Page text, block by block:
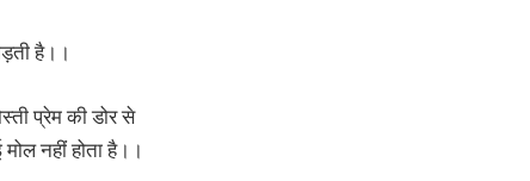
है।।
प्रेम की डोर से
नहीं होता है।।